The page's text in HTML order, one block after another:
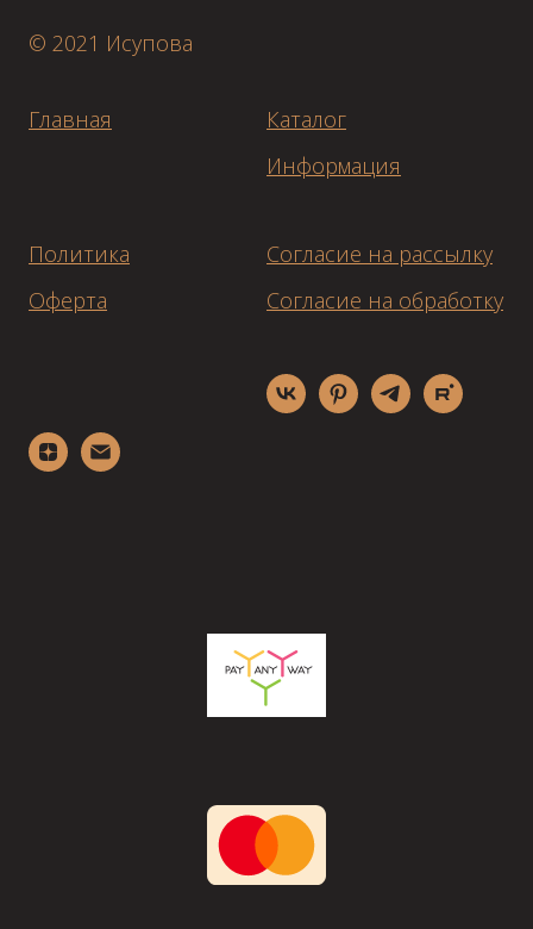
© 2021 Исупова
Главная
Каталог
Информация
Политика
Оферта
Согласие на рассылку
Согласие на обработку